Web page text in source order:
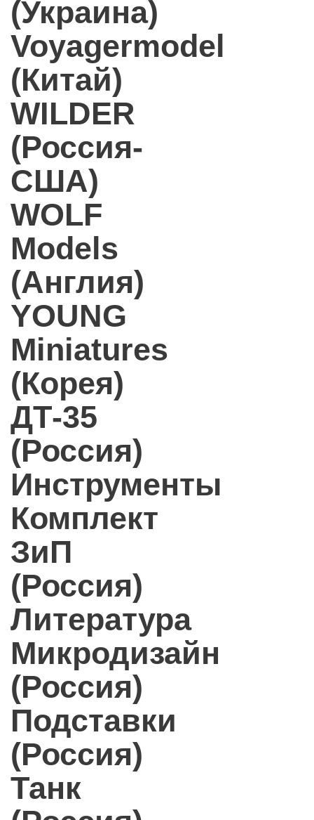
(Украина)
Voyagermodel
(Китай)
WILDER
(Россия-
США)
WOLF
Models
(Англия)
YOUNG
Miniatures
(Корея)
ДТ-35
(Россия)
Инструменты
Комплект
ЗиП
(Россия)
Литература
Микродизайн
(Россия)
Подставки
(Россия)
Танк